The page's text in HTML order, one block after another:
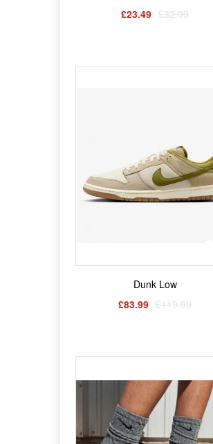
£23.49 £32.99
Dunk Low
£83.99 £119.99